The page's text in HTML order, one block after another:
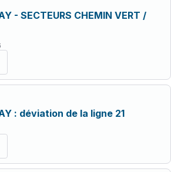
- SECTEURS CHEMIN VERT /
: déviation de la ligne 21